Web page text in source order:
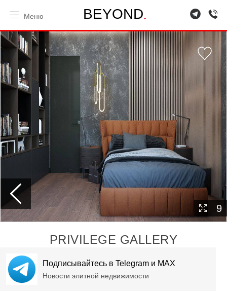
BEYOND.
Меню
9
PRIVILEGE GALLERY
Подписывайтесь в Telegram и MAX
Новости элитной недвижимости